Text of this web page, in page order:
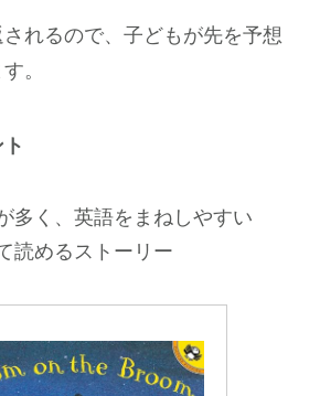
れるので、子どもが先を予想
。
多く、英語をまねしやすい
読めるストーリー